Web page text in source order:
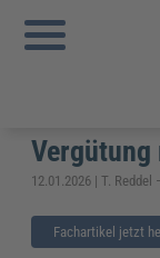
Sie sind hier:
Hybrid DRG? –
Leistungen
Was sind
Stand
12.01.2026 | T. Reddel
Fachartikel jetzt